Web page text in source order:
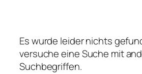
Es wurde leider nichts
versuche eine Suche mit
Suchbegriffen.